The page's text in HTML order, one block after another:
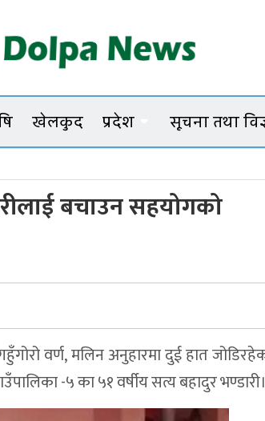
खेलकुद प्रदेश सूचना तथा
बचाउन सहयोगको
वर्ण, मलिन अनुहारमा दुई हात
-५ का ५१ वर्षीय सत्य बहादुर भण्डारी।